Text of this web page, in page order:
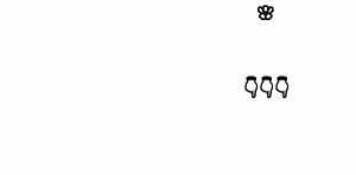
🌸
👇
👇
👇